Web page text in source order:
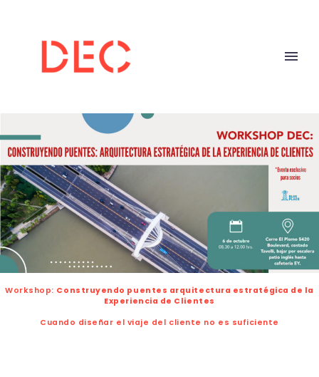
Workshop: Construyendo puentes arquitectura estratégica de la
Experiencia de Clientes
Cuando diseñar el viaje del cliente no es suficiente